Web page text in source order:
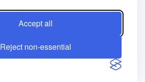
Accept all
Reject non-essential